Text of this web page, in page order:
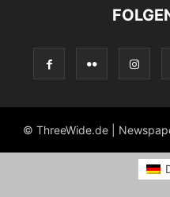
© ThreeWide.de |